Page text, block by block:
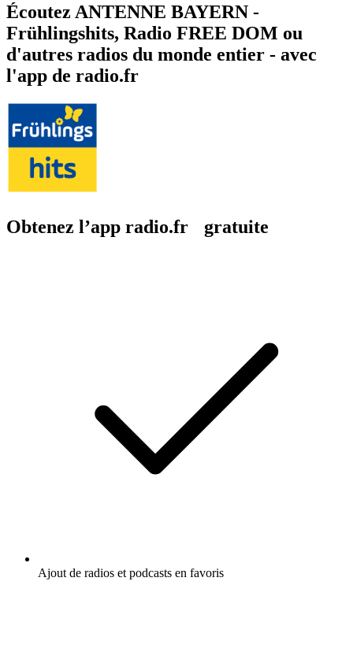
Écoutez ANTENNE BAYERN -
Frühlingshits, Radio FREE DOM ou
d'autres radios du monde entier - avec
l'app de radio.fr
Obtenez l’app radio.fr gratuite
Ajout de radios et podcasts en favoris